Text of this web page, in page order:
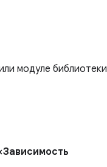
модуле библиотеки